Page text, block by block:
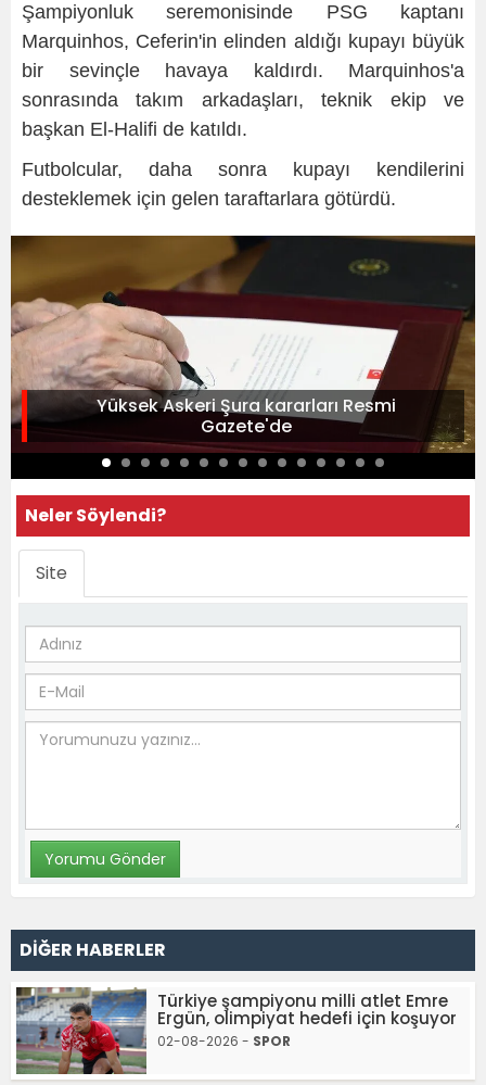
Şampiyonluk seremonisinde PSG kaptanı
Marquinhos, Ceferin'in elinden aldığı kupayı büyük
bir sevinçle havaya kaldırdı. Marquinhos'a
sonrasında takım arkadaşları, teknik ekip ve
başkan El-Halifi de katıldı.
Futbolcular, daha sonra kupayı kendilerini
desteklemek için gelen taraftarlara götürdü.
Yüksek Askeri Şura kararları Resmi
Gazete'de
Neler Söylendi?
Site
DİĞER HABERLER
Türkiye şampiyonu milli atlet Emre
Ergün, olimpiyat hedefi için koşuyor
02-08-2026 - SPOR